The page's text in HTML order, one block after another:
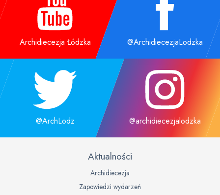
Archidiecezja Łódzka @ArchidiecezjaLodzka
@ArchLodz @archidiecezjalodzka
Aktualności
Archidiecezja
Zapowiedzi wydarzeń